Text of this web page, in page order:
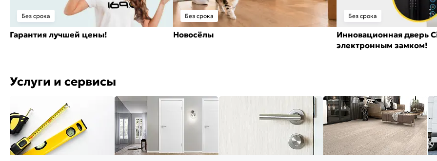
Без срока
Гарантия лучшей цены!
Без срока
Новосёлы
Без срока
Инновационная дверь
электронным замком!
Услуги и сервисы